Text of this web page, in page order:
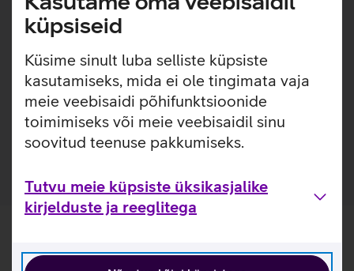
küpsiseid
Küsime sinult luba selliste küpsiste
kasutamiseks, mida ei ole tingimata vaja
meie veebisaidi põhifunktsioonide
toimimiseks või meie veebisaidil sinu
soovitud teenuse pakkumiseks.
Tutvu meie küpsiste üksikasjalike
kirjelduste ja reeglitega
Samsung Galaxy Fold6 mudelile disainitud ümbris, mis
hoiab telefoni õhukesena, kaitstes samas esi- ja tagakülge
Keskkonnasõbralikust vegan nahast ümbrisel on sees
õhuke liimikiht, et tagada tugev püsivus seadme küljes.
Valmistatud ringlussevõetud plastikust.
Pehme vegan nahk.